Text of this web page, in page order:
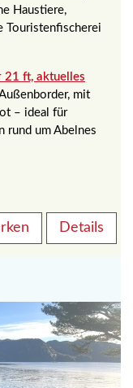
Haustiere,
Touristenfischerei
21 ft, aktuelles
mit
– ideal für
rund um Abelnes
Details